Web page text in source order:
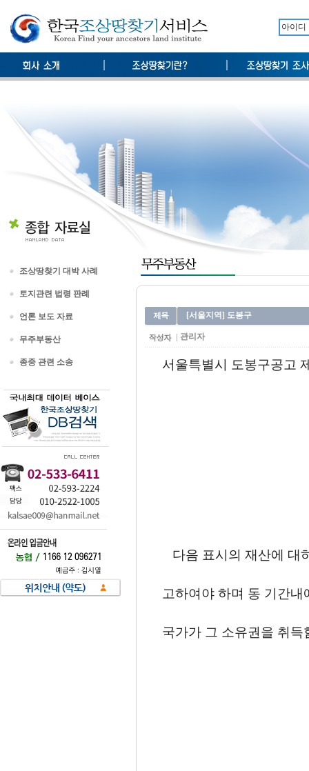
조상땅찾기 대박 사례
토지관련 법령 판례
언론 보도 자료
무주부동산
종중 관련 소송
[서울지역] 도봉구
관리자
서울특별시 도봉구공고
다음 표시의 재산에 대
고하여야 하며 동 기간
국가가 그 소유권을 취득